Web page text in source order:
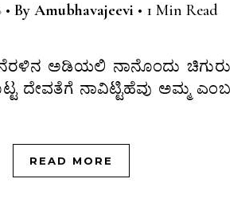
• By Amubhavajeevi • 1 Min Read
ದೇವತೆಗೆ ನಾವಿಟ್ಟಿಹೆವು ಅಮ್ಮ ಎಂಬ
READ MORE